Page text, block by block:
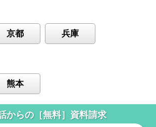
京都 兵庫
熊本
からの［無料］資料請求